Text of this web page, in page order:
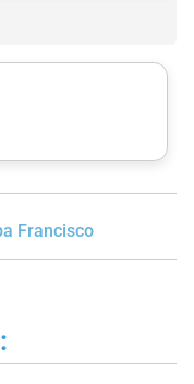
Francisco